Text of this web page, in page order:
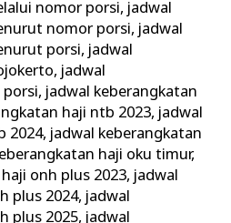
nomor porsi, jadwal
nomor porsi, jadwal
porsi, jadwal
, jadwal
porsi, jadwal keberangkatan
haji ntb 2023, jadwal
2024, jadwal keberangkatan
haji oku timur,
onh plus 2023, jadwal
plus 2024, jadwal
plus 2025, jadwal